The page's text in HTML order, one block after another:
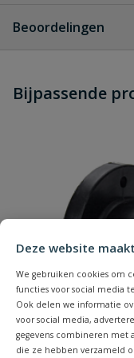
Deze website
We gebruiken cookies om
functies voor social media
Ook delen we informatie
voor social media,
gegevens combineren met
die ze hebben verzameld
dit
Beoordelingen
Schrijf zelf
Uw waardering:
Naam
Bijpassende